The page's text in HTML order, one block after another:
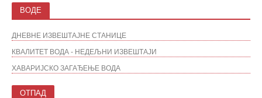
ВОДЕ
ДНЕВНЕ ИЗВЕШТАЈНЕ СТАНИЦЕ
КВАЛИТЕТ ВОДА - НЕДЕЉНИ ИЗВЕШТАЈИ
ХАВАРИЈСКО ЗАГАЂЕЊЕ ВОДА
ОТПАД